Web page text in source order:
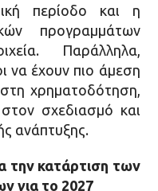
περίοδο και η
προγραμμάτων
Παράλληλα,
να έχουν πιο άμεση
χρηματοδότηση,
σχεδιασμό και
ανάπτυξης.
την κατάρτιση των
για το 2027